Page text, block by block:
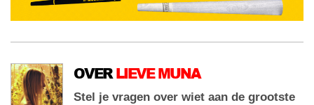
OVERLIEVE MUNA
Stel je vragen over wiet aan de grootste